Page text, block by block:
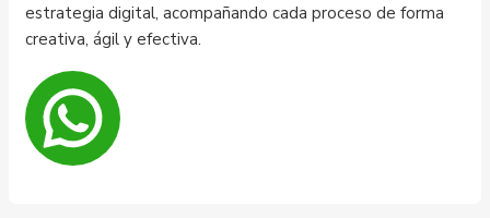
estrategia digital, acompañando cada proceso de forma
creativa, ágil y efectiva.